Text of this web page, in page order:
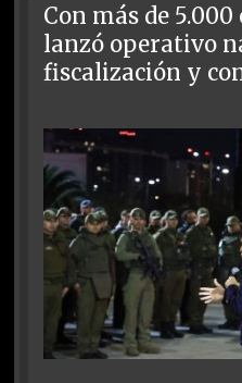
Con más de
lanzó operativo
fiscalización y